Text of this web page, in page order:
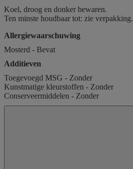
Koel, droog en donker bewaren.
Ten minste houdbaar tot: zie verpakking.
Allergiewaarschuwing
Mosterd - Bevat
Additieven
Toegevoegd MSG - Zonder
Kunstmatige kleurstoffen - Zonder
Conserveermiddelen - Zonder